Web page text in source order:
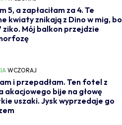
5, a zapłaciłam za 4. Te
kwiaty znikają z Dino w mig, bo
ziko. Mój balkon przejdzie
WCZORAJ
i przepadłam. Ten fotel z
akacjowego bije na głowę
uszaki. Jysk wyprzedaje go